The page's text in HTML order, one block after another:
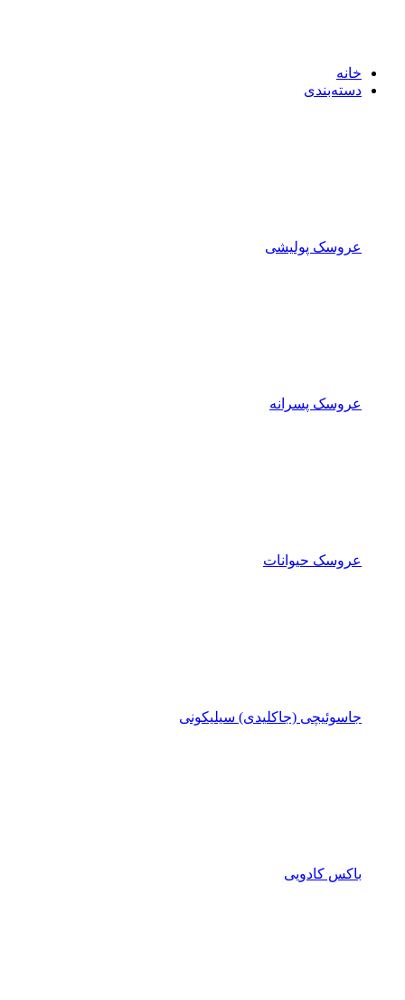
خانه
دسته‌بندی
عروسک پولیشی
عروسک پسرانه
عروسک حیوانات
جاسوئیچی (جاکلیدی) سیلیکونی
باکس کادویی